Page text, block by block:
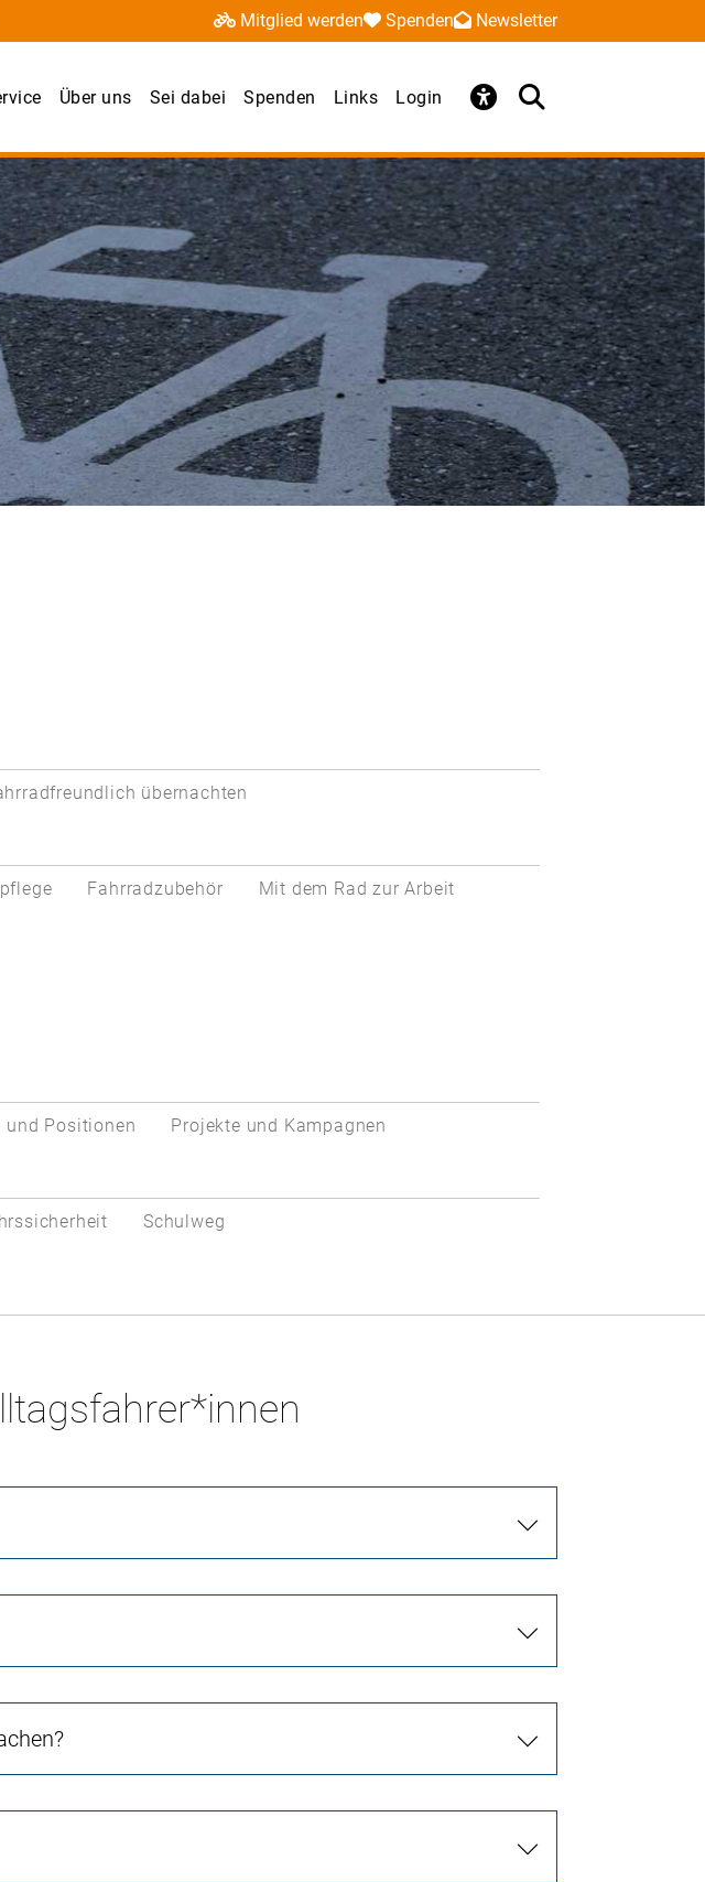
Mitglied werden Spenden Newsletter
Über uns Sei dabei Spenden Links Login
übernachten
Fahrradzubehör
Mit dem Rad zur Arbeit
und Positionen Projekte und Kampagnen
Schulweg